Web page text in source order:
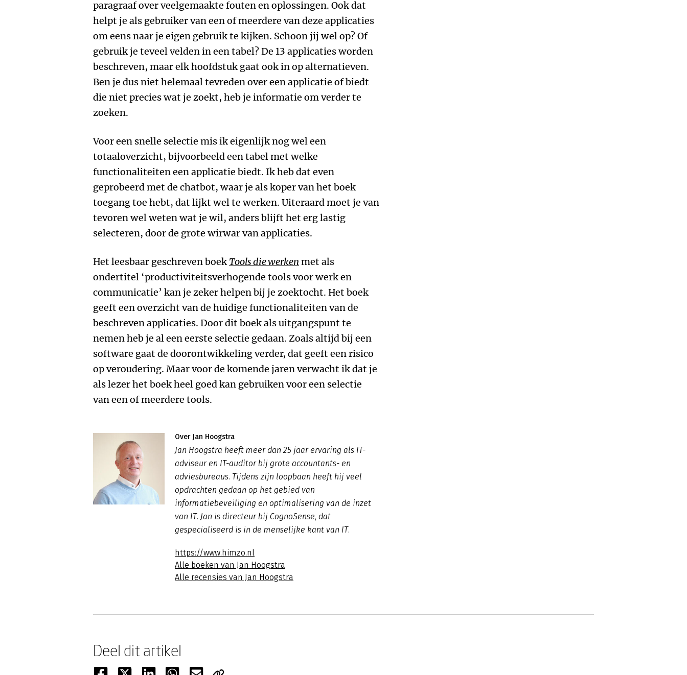
paragraaf over veelgemaakte fouten en oplossingen. Ook dat
helpt je als gebruiker van een of meerdere van deze applicaties
om eens naar je eigen gebruik te kijken. Schoon jij wel op? Of
gebruik je teveel velden in een tabel? De 13 applicaties worden
beschreven, maar elk hoofdstuk gaat ook in op alternatieven.
Ben je dus niet helemaal tevreden over een applicatie of biedt
die niet precies wat je zoekt, heb je informatie om verder te
zoeken.
Voor een snelle selectie mis ik eigenlijk nog wel een
totaaloverzicht, bijvoorbeeld een tabel met welke
functionaliteiten een applicatie biedt. Ik heb dat even
geprobeerd met de chatbot, waar je als koper van het boek
toegang toe hebt, dat lijkt wel te werken. Uiteraard moet je van
tevoren wel weten wat je wil, anders blijft het erg lastig
selecteren, door de grote wirwar van applicaties.
Het leesbaar geschreven boekTools die werken met als
ondertitel ‘productiviteitsverhogende tools voor werk en
communicatie’ kan je zeker helpen bij je zoektocht. Het boek
geeft een overzicht van de huidige functionaliteiten van de
beschreven applicaties. Door dit boek als uitgangspunt te
nemen heb je al een eerste selectie gedaan. Zoals altijd bij een
software gaat de doorontwikkeling verder, dat geeft een risico
op veroudering. Maar voor de komende jaren verwacht ik dat je
als lezer het boek heel goed kan gebruiken voor een selectie
van een of meerdere tools.
Over Jan Hoogstra
Jan Hoogstra heeft meer dan 25 jaar ervaring als IT-
adviseur en IT-auditor bij grote accountants- en
adviesbureaus. Tijdens zijn loopbaan heeft hij veel
opdrachten gedaan op het gebied van
informatiebeveiliging en optimalisering van de inzet
van IT. Jan is directeur bij CognoSense, dat
gespecialiseerd is in de menselijke kant van IT.
https://www.himzo.nl
Alle boeken van Jan Hoogstra
Alle recensies van Jan Hoogstra
Deel dit artikel